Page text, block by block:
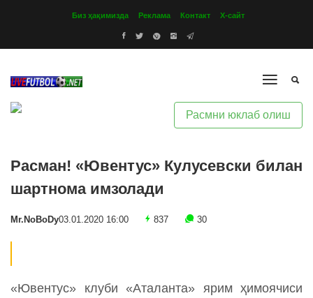
Биз ҳақимизда Реклама Контакт Х-сайт
Расмни юклаб олиш
Расман! «Ювентус» Кулусевcки билан
шартнома имзолади
Mr.NoBoDy03.01.2020 16:00 837 30
«Ювентус» клуби «Аталанта» ярим ҳимоячиси